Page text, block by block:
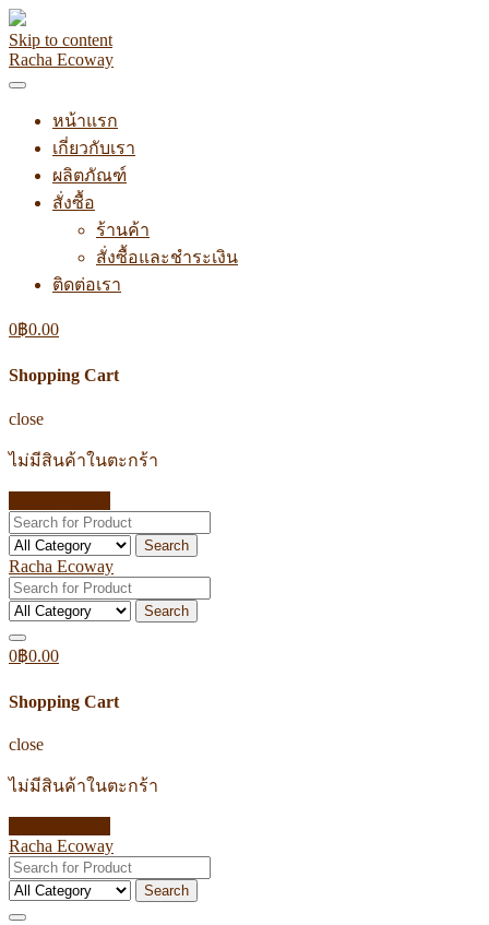
Skip to content
Racha Ecoway
หน้าแรก
เกี่ยวกับเรา
ผลิตภัณฑ์
สั่งซื้อ
ร้านค้า
สั่งซื้อและชำระเงิน
ติดต่อเรา
0฿0.00
Shopping Cart
close
ไม่มีสินค้าในตะกร้า
Search
Racha Ecoway
Search
0฿0.00
Shopping Cart
close
ไม่มีสินค้าในตะกร้า
Racha Ecoway
Search